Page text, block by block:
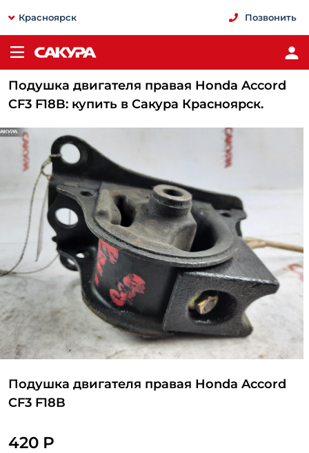
Красноярск Позвонить
Подушка двигателя правая Honda Accord
CF3 F18B: купить в Сакура Красноярск.
Подушка двигателя правая Honda Accord
CF3 F18B
420 Р